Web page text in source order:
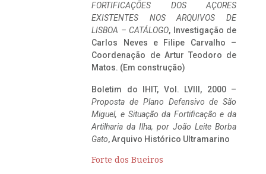
FORTIFICAÇÕES DOS AÇORES
EXISTENTES NOS ARQUIVOS DE
LISBOA – CATÁLOGO, Investigação de
Carlos Neves e Filipe Carvalho –
Coordenação de Artur Teodoro de
Matos. (Em construção)
Boletim do IHIT, Vol. LVIII, 2000 –
Proposta de Plano Defensivo de São
Miguel, e Situação da Fortificação e da
Artilharia da Ilha, por João Leite Borba
Gato, Arquivo Histórico Ultramarino
Forte dos Bueiros